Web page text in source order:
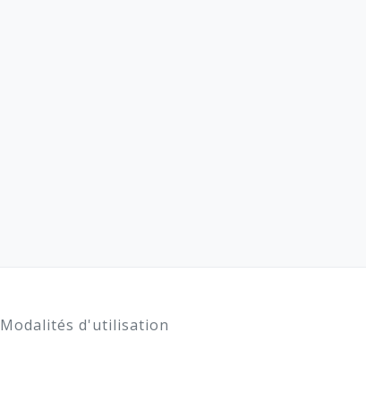
Modalités d'utilisation